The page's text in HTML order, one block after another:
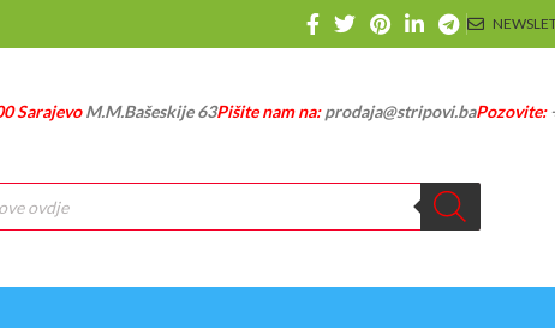
SarajevoM.M.Bašeskije 63Pišite nam na:prodaja@stripovi.baPozovite: